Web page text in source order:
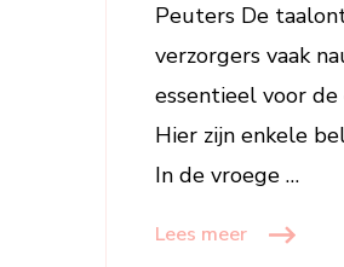
Peuters De
verzorgers vaak
essentieel voor
Hier zijn enkele
In de vroege …
Lees meer